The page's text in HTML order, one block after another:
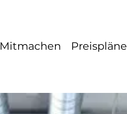
Mitmachen Preispläne